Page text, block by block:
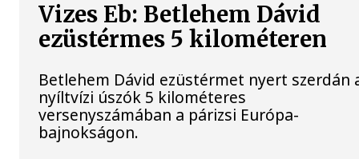
Vizes Eb: Betlehem Dávid
ezüstérmes 5 kilométeren
Betlehem Dávid ezüstérmet nyert szerdán
nyíltvízi úszók 5 kilométeres
versenyszámában a párizsi Európa-
bajnokságon.